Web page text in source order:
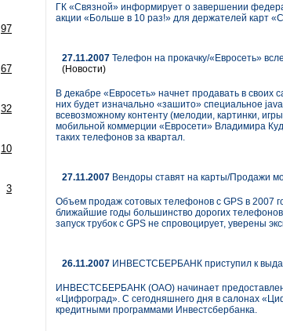
97
67
32
10
3
ГК «Связной» информирует о завершении
акции «Больше в 10 раз!» для держателей карт
27.11.2007 Телефон на прокачку/«Евросеть»
(Новости)
В декабре «Евросеть» начнет продавать в
них будет изначально «зашито» специальное
всевозможному контенту (мелодии, картинки,
мобильной коммерции «Евросети» Владимира
таких телефонов за квартал.
27.11.2007 Вендоры ставят на карты/Продажи
Объем продаж сотовых телефонов с GPS в 2007
ближайшие годы большинство дорогих
запуск трубок с GPS не спровоцирует, уверены
26.11.2007 ИНВЕСТСБЕРБАНК приступил к
ИНВЕСТСБЕРБАНК (ОАО) начинает
«Цифроград». С сегодняшнего дня в салонах
кредитными программами Инвестсбербанка.